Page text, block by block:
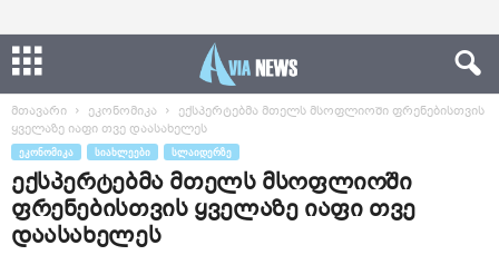
მთავარი ეკონომიკა
ექსპერტებმა მთელს მსოფლიოში ფრენებისთვის
ყველაზე იაფი თვე დაასახელეს
ᲔᲙᲝᲜᲝᲛᲘᲙᲐ ᲡᲘᲐᲮᲚᲔᲔᲑᲘ ᲡᲚᲐᲘᲓᲔᲠᲖᲔ
ექსპერტებმა მთელს მსოფლიოში
ფრენებისთვის ყველაზე იაფი თვე
დაასახელეს